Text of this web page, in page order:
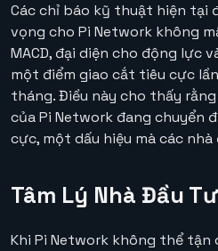
Các chỉ báo kỹ thuật hiện tại
vọng cho Pi Network không
MACD, đại diện cho động lực
một điểm giao cắt tiêu cực
tháng. Điều này cho thấy
của Pi Network đang chuyển
cực, một dấu hiệu mà các
Tâm Lý Nhà Đầu Tư
Khi Pi Network không thể